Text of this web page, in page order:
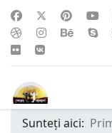
Sunteți aici: